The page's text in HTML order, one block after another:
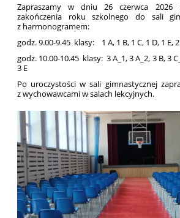
Zapraszamy w dniu 26 czerwca
zakończenia roku szkolnego do sali
z harmonogramem:
godz. 9.00-9.45 klasy: 1 A, 1 B, 1 C, 1 D, 1 E, 2
godz. 10.00-10.45 klasy: 3 A_1, 3 A_2, 3 B, 3
3 E
Po uroczystości w sali gimnastycznej
z wychowawcami w salach lekcyjnych.